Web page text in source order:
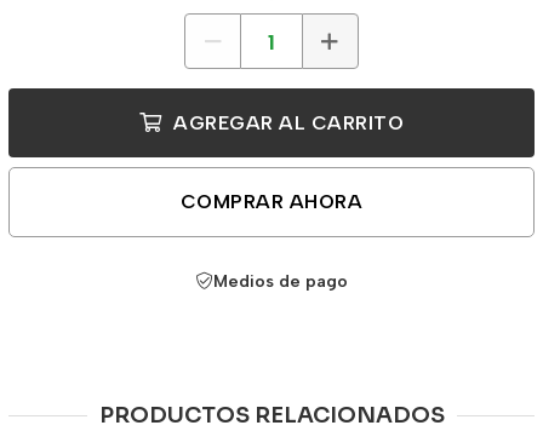
AGREGAR AL CARRITO
COMPRAR AHORA
Medios de pago
PRODUCTOS RELACIONADOS